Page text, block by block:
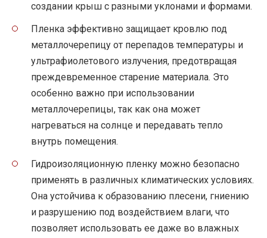
создании крыш с разными уклонами и формами.
Пленка эффективно защищает кровлю под
металлочерепицу от перепадов температуры и
ультрафиолетового излучения, предотвращая
преждевременное старение материала. Это
особенно важно при использовании
металлочерепицы, так как она может
нагреваться на солнце и передавать тепло
внутрь помещения.
Гидроизоляционную пленку можно безопасно
применять в различных климатических условиях.
Она устойчива к образованию плесени, гниению
и разрушению под воздействием влаги, что
позволяет использовать ее даже во влажных